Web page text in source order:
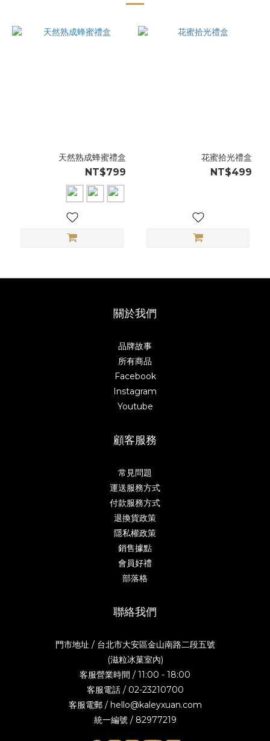
天然熟成蜂蜜禮盒
NT$799
花蜜拾光禮盒
NT$499
關於我們
品牌故事
所有商品
Facebook
Instagram
Youtube
顧客服務
常見問題
運送服務方式
付款服務方式
退換貨政策
隱私權政策
銷售據點
會員好禮
部落格
聯絡我們
門市地址 / 台北市大安區金山南路二段五號
(滋粒冰菓室內)
客服營業時間 / 11:00 - 18:00
客服電話 / 02-23210700
客服電郵 / hello@kaleyxuan.com
統一編號 / 82977219